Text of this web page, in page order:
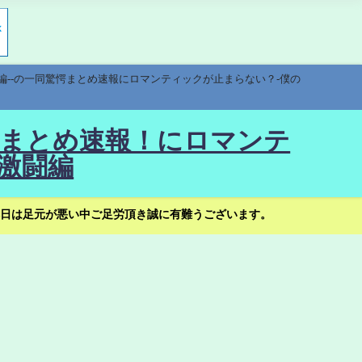
の一同驚愕まとめ速報にロマンティックが止まらない？-僕の
とめ速報！にロマンテ
闘編
足元が悪い中ご足労頂き誠に有難うございます。